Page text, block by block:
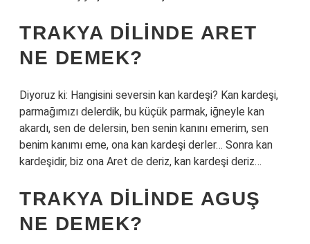
TRAKYA DILINDE ARET
NE DEMEK?
Diyoruz ki: Hangisini seversin kan kardeşi? Kan kardeşi,
parmağımızı delerdik, bu küçük parmak, iğneyle kan
akardı, sen de delersin, ben senin kanını emerim, sen
benim kanımı eme, ona kan kardeşi derler… Sonra kan
kardeşidir, biz ona Aret de deriz, kan kardeşi deriz…
TRAKYA DILINDE AGUŞ
NE DEMEK?